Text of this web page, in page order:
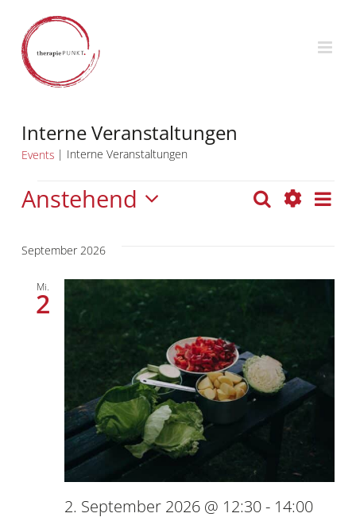
Inhalt
springen
Interne Veranstaltungen
Events Interne Veranstaltungen
Events
Events
und
Suche Liste
Anstehend
wählen.
September 2026
Mi.
2
2. September 2026 @ 12:30- 14:00